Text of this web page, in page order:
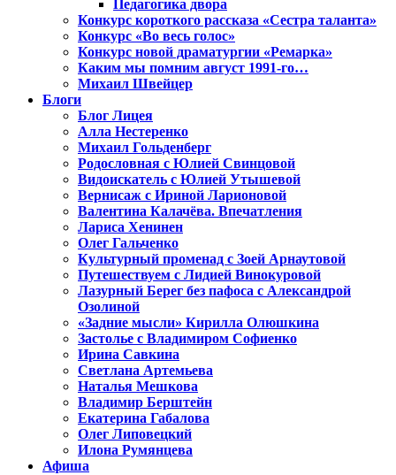
Педагогика двора
Конкурс короткого рассказа «Сестра таланта»
Конкурс «Во весь голос»
Конкурс новой драматургии «Ремарка»
Каким мы помним август 1991-го…
Михаил Швейцер
Блоги
Блог Лицея
Алла Нестеренко
Михаил Гольденберг
Родословная с Юлией Свинцовой
Видоискатель с Юлией Утышевой
Вернисаж с Ириной Ларионовой
Валентина Калачёва. Впечатления
Лариса Хенинен
Олег Гальченко
Культурный променад с Зоей Арнаутовой
Путешествуем с Лидией Винокуровой
Лазурный Берег без пафоса с Александрой
Озолиной
«Задние мысли» Кирилла Олюшкина
Застолье с Владимиром Софиенко
Ирина Савкина
Светлана Артемьева
Наталья Мешкова
Владимир Берштейн
Екатерина Габалова
Олег Липовецкий
Илона Румянцева
Афиша